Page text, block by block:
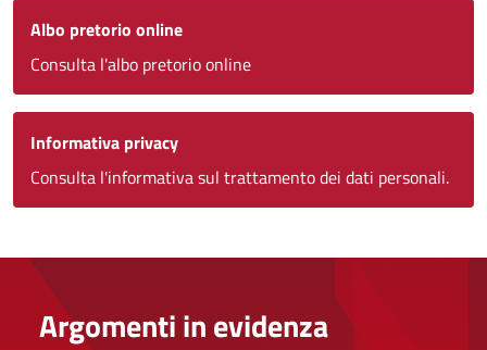
Albo pretorio online
Consulta l'albo pretorio online
Informativa privacy
Consulta l'informativa sul trattamento dei dati personali.
Argomenti in evidenza